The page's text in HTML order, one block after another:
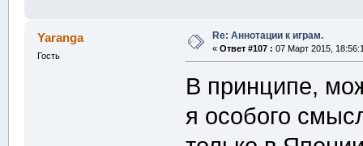
Yaranga
Гость
Re: Аннотации к играм.
« Ответ #107 : 07 Март 2015,
В принципе,
я особого